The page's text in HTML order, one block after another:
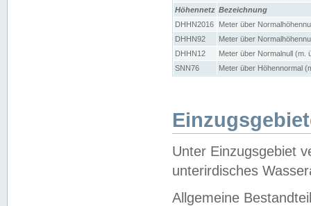
Höhennetz Bezeichnung
DHHN2016
Meter über
DHHN92
Meter über
DHHN12
Meter über Normalnull (m.
SNN76
Meter über Höhennormal
Unter Einzugsgebiet
unterirdisches
Allgemeine